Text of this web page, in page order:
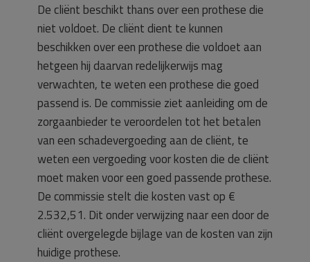
De cliënt beschikt thans over een prothese die
niet voldoet. De cliënt dient te kunnen
beschikken over een prothese die voldoet aan
hetgeen hij daarvan redelijkerwijs mag
verwachten, te weten een prothese die goed
passend is. De commissie ziet aanleiding om de
zorgaanbieder te veroordelen tot het betalen
van een schadevergoeding aan de cliënt, te
weten een vergoeding voor kosten die de cliënt
moet maken voor een goed passende prothese.
De commissie stelt die kosten vast op €
2.532,51. Dit onder verwijzing naar een door de
cliënt overgelegde bijlage van de kosten van zijn
huidige prothese.